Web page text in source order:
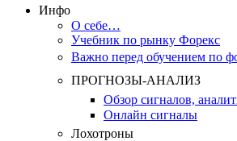
Инфо
О себе…
Учебник по рынку Форекс
Важно перед обучением по
ПРОГНОЗЫ-АНАЛИЗ
Обзор сигналов,
Онлайн сигналы
Лохотроны